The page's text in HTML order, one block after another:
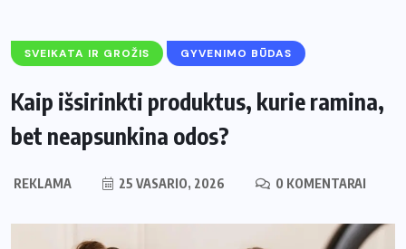
SVEIKATA IR GROŽIS GYVENIMO BŪDAS
Kaip išsirinkti produktus, kurie ramina,
bet neapsunkina odos?
REKLAMA 25 VASARIO, 2026 0 KOMENTARAI